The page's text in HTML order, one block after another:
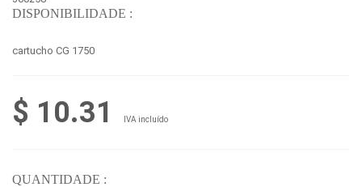
DISPONIBILIDADE :
cartucho CG 1750
$ 10.31 IVA incluído
QUANTIDADE :